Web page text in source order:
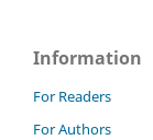
Information
For Readers
For Authors